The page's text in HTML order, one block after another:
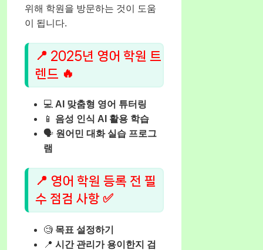
위해 학원을 방문하는 것이 도움
이 됩니다.
📍 2025년 영어 학원 트
렌드 🔥
💻 AI 맞춤형 영어 튜터링
📱 음성 인식 AI 활용 학습
🗣️ 원어민 대화 실습 프로그
램
📍 영어 학원 등록 전 필
수 점검 사항 ✅
🧐 목표 설정하기
📍 시간 관리가 용이한지 검